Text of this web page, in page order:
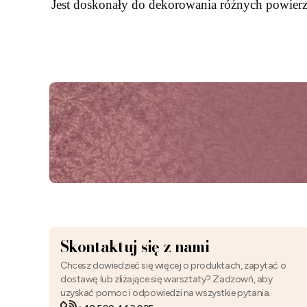
Jest doskonały do dekorowania różnych
Skontaktuj się z nami
Chcesz dowiedzieć się więcej o produktach, zapytać o
dostawę lub zliżające się warsztaty? Zadzowń, aby
uzyskać pomoc i odpowiedzi na wszystkie pytania.